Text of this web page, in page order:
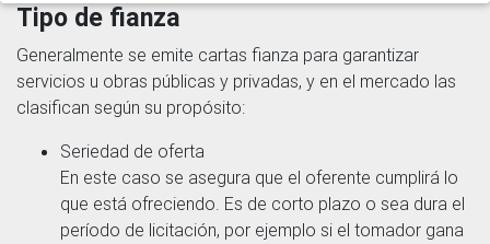
Tipo de fianza
Generalmente se emite cartas fianza para garantizar
servicios u obras públicas y privadas, y en el mercado las
clasifican según su propósito:
Seriedad de oferta
En este caso se asegura que el oferente cumplirá lo
que está ofreciendo. Es de corto plazo o sea dura el
período de licitación, por ejemplo si el tomador gana